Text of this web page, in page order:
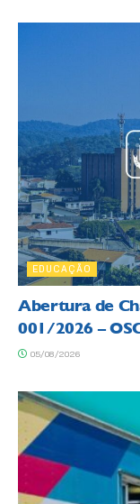
EDUCAÇÃO
Abertura de
001/2026 –
05/08/2026